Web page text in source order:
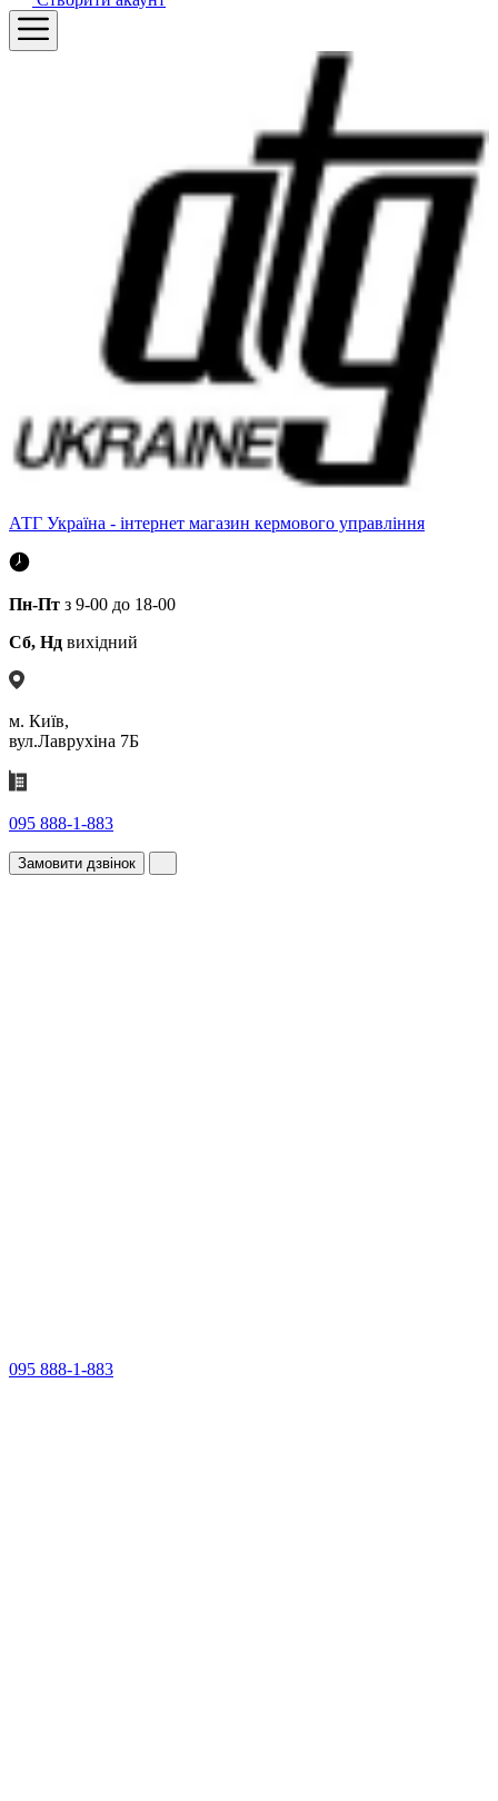
АТГ Україна - інтернет магазин кермового управління
Пн-Пт з 9-00 до 18-00
Сб, Нд вихідний
м. Київ,
вул.Лаврухіна 7Б
095 888-1-883
Замовити дзвінок
095 888-1-883